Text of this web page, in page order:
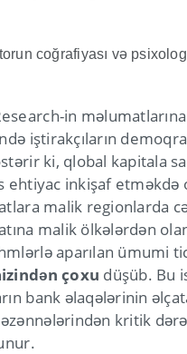
coğrafiyası və
in
iştirakçıların
ki, qlobal kapitala
ehtiyac inkişaf etməkdə
malik regionlarda
malik ölkələrdən
aparılan ümumi
çoxu düşüb. Bu
bank əlaqələrinin
kritik